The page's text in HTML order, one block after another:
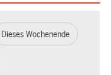
Dieses Wochenende